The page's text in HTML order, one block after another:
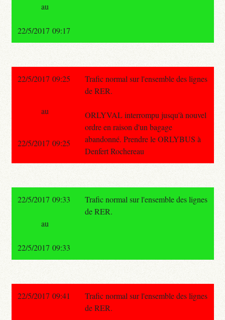
au
22/5/2017 09:17
22/5/2017 09:25
Trafic normal sur l'ensemble des lignes
de RER.
ORLYVAL interrompu jusqu'à nouvel
ordre en raison d'un bagage
abandonné. Prendre le ORLYBUS à
Denfert Rochereau
au
22/5/2017 09:25
22/5/2017 09:33
Trafic normal sur l'ensemble des lignes
de RER.
au
22/5/2017 09:33
22/5/2017 09:41
Trafic normal sur l'ensemble des lignes
de RER.